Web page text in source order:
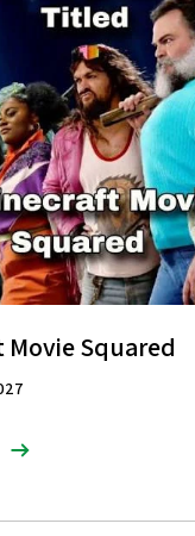
Movie Squared